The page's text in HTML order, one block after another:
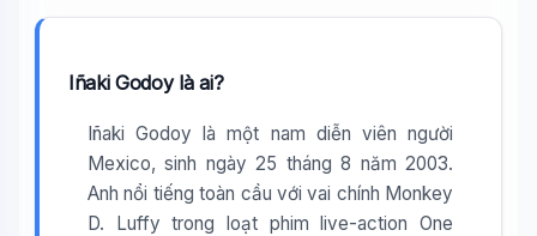
Iñaki Godoy là ai?
Iñaki Godoy là một nam diễn viên người
Mexico, sinh ngày 25 tháng 8 năm 2003.
Anh nổi tiếng toàn cầu với vai chính Monkey
D. Luffy trong loạt phim live-action One